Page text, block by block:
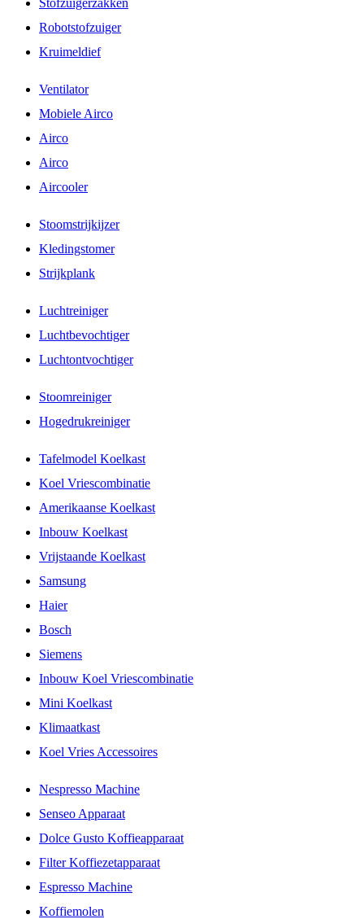
Stofzuigerzakken
Robotstofzuiger
Kruimeldief
Ventilator
Mobiele Airco
Airco
Airco
Aircooler
Stoomstrijkijzer
Kledingstomer
Strijkplank
Luchtreiniger
Luchtbevochtiger
Luchtontvochtiger
Stoomreiniger
Hogedrukreiniger
Tafelmodel Koelkast
Koel Vriescombinatie
Amerikaanse Koelkast
Inbouw Koelkast
Vrijstaande Koelkast
Samsung
Haier
Bosch
Siemens
Inbouw Koel Vriescombinatie
Mini Koelkast
Klimaatkast
Koel Vries Accessoires
Nespresso Machine
Senseo Apparaat
Dolce Gusto Koffieapparaat
Filter Koffiezetapparaat
Espresso Machine
Koffiemolen